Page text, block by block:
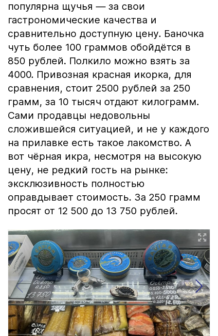
популярна щучья — за свои
гастрономические качества и
сравнительно доступную цену. Баночка
чуть более 100 граммов обойдётся в
850 рублей. Полкило можно взять за
4000. Привозная красная икорка, для
сравнения, стоит 2500 рублей за 250
грамм, за 10 тысяч отдают килограмм.
Сами продавцы недовольны
сложившейся ситуацией, и не у каждого
на прилавке есть такое лакомство. А
вот чёрная икра, несмотря на высокую
цену, не редкий гость на рынке:
эксклюзивность полностью
оправдывает стоимость. За 250 грамм
просят от 12 500 до 13 750 рублей.